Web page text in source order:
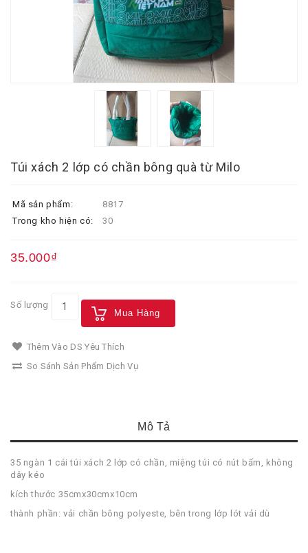
Túi xách 2 lớp có chần bông quà từ Milo
Mã sản phẩm:
8817
Trong kho hiện có:
30
35.000₫
Số lượng
Mua Hàng
Thêm Vào DS Yêu Thích
So Sánh Sản Phẩm Dịch Vụ
Mô Tả
35 ngàn 1 cái túi xách 2 lớp có chần, miệng túi có nút bấm, không
dây kéo
kích thước 35cmx30cmx10cm
thành phần: vải chần bông polyeste, bên trong lớp lót vải dù